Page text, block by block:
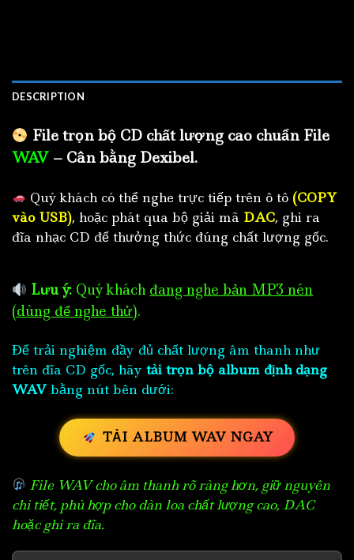
DESCRIPTION
File trọn bộ CD chất lượng cao chuẩn File
WAV – Cân bằng Dexibel.
Quý khách có thể nghe trực tiếp trên ô tô (COPY
vào USB), hoặc phát qua bộ giải mã DAC, ghi ra
đĩa nhạc CD để thưởng thức đúng chất lượng gốc.
Lưu ý: Quý khách đang nghe bản MP3 nén
(dùng để nghe thử).
Để trải nghiệm đầy đủ chất lượng âm thanh như
trên đĩa CD gốc, hãy tải trọn bộ album định dạng
WAV bằng nút bên dưới:
TẢI ALBUM WAV NGAY
File WAV cho âm thanh rõ ràng hơn, giữ nguyên
chi tiết, phù hợp cho dàn loa chất lượng cao, DAC
hoặc ghi ra đĩa.